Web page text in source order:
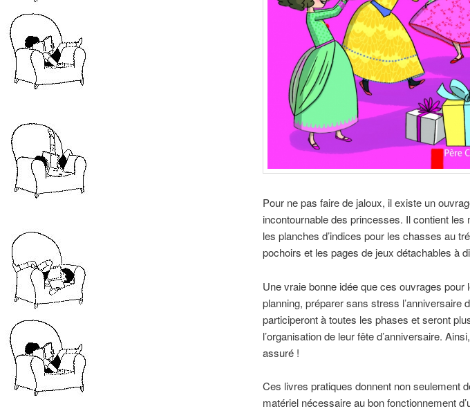
Pour ne pas faire de jaloux, il existe un
incontournable des princesses. Il contient
les planches d’indices pour les chasses au
pochoirs et les pages de jeux détachables à
Une vraie bonne idée que ces ouvrages
planning, préparer sans stress l’anniversaire
participeront à toutes les phases et seront
l’organisation de leur fête d’anniversaire.
assuré !
Ces livres pratiques donnent non seulement
matériel nécessaire au bon fonctionnement